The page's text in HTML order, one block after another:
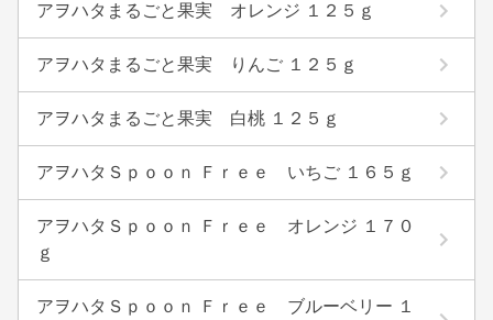
アヲハタまるごと果実 オレンジ １２５ｇ
アヲハタまるごと果実 りんご １２５ｇ
アヲハタまるごと果実 白桃 １２５ｇ
アヲハタＳｐｏｏｎ Ｆｒｅｅ いちご １６５ｇ
アヲハタＳｐｏｏｎ Ｆｒｅｅ オレンジ １７０
ｇ
アヲハタＳｐｏｏｎ Ｆｒｅｅ ブルーベリー １